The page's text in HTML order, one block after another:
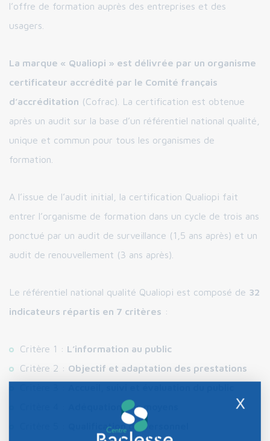
l’offre de formation auprès des entreprises et des
usagers.
La marque « Qualiopi » est délivrée par un organisme
certificateur accrédité par le Comité français
d’accréditation (Cofrac). La certification est obtenue
après un audit sur la base d’un référentiel national qualité,
unique et commun pour tous les organismes de
formation.
A l’issue de l’audit initial, la certification Qualiopi fait
entrer l’organisme de formation dans un cycle de trois ans
ponctué par un audit de surveillance (1,5 ans après) et un
audit de renouvellement (3 ans après).
Le référentiel national qualité Qualiopi est composé de 32
indicateurs répartis en 7 critères :
Critère 1 : L’information au public
Critère 2 : Objectif et adaptation des prestations
Adéquation des moyens
Qualification du personnel
X